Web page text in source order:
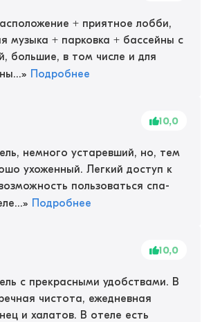
+ приятное лобби,
музыка + парковка + бассейны с
большие, в том числе и для
» Подробнее
10,0
немного устаревший, но, тем
ухоженный. Легкий доступ к
пользоваться спа-
» Подробнее
10,0
с прекрасными удобствами. В
чистота, ежедневная
и халатов. В отеле есть